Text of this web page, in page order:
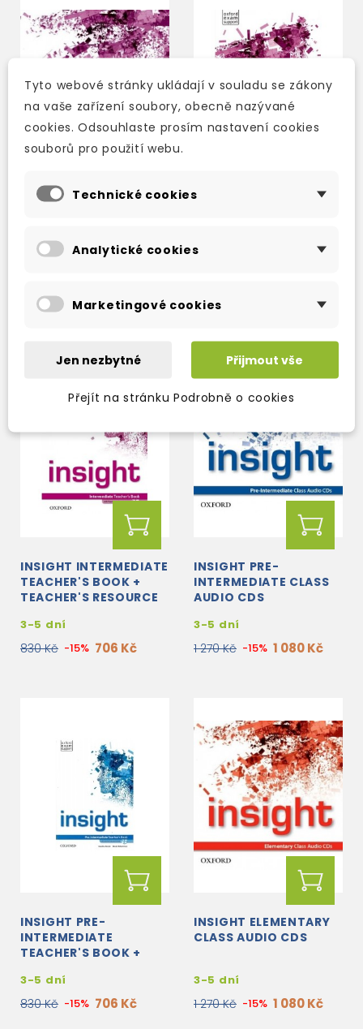
1 270 Kč
INSIGHT INTERMEDIATE
TEACHER'S BOOK +
TEACHER'S RESOURCE
3-5 dní
830 Kč -15% 706 Kč
INSIGHT PRE-
INTERMEDIATE CLASS
AUDIO CDS
3-5 dní
1 270 Kč -15% 1 080 Kč
INSIGHT PRE-
INTERMEDIATE
TEACHER'S BOOK +
CD-ROM
3-5 dní
830 Kč -15% 706 Kč
INSIGHT ELEMENTARY
CLASS AUDIO CDS
3-5 dní
1 270 Kč -15% 1 080 Kč
Tyto webové stránky ukládají v souladu se zákony
na vaše zařízení soubory, obecně nazývané
cookies. Odsouhlaste prosím nastavení cookies
souborů pro použití webu.
Technické cookies
Analytické cookies
Marketingové cookies
Jen nezbytné Přijmout vše
Přejít na stránku Podrobně o cookies